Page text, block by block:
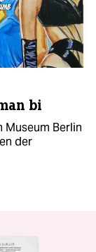
bi
Museum Berlin
der